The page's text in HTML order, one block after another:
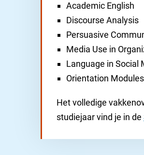
Academic English
Discourse Analysis
Persuasive
Media Use in
Language in Social
Orientation Modules
Het volledige
studiejaar vind je in de